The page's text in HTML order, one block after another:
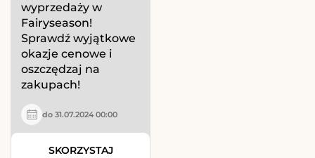
wyprzedaży w
Fairyseason!
Sprawdź wyjątkowe
okazje cenowe i
oszczędzaj na
zakupach!
do 31.07.2024 00:00
SKORZYSTAJ